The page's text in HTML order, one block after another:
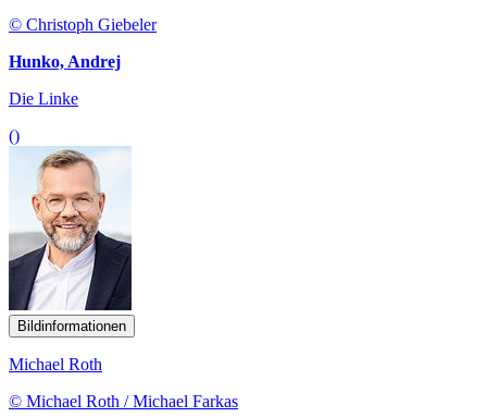
© Christoph Giebeler
Hunko, Andrej
Die Linke
()
Bildinformationen
Michael Roth
© Michael Roth / Michael Farkas